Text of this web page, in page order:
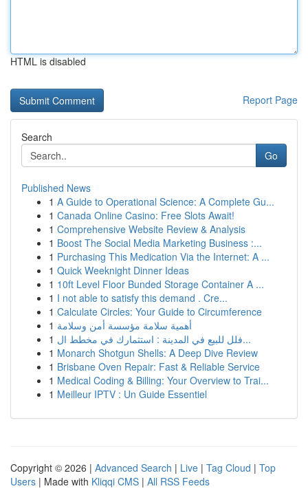
HTML is disabled
Report Page
Search
Go
Published News
1 A Guide to Operational Science: A Complete Gu...
1 Canada Online Casino: Free Slots Await!
1 Comprehensive Website Review & Analysis
1 Boost The Social Media Marketing Business :...
1 Purchasing This Medication Via the Internet: A ...
1 Quick Weeknight Dinner Ideas
1 10ft Level Floor Bunded Storage Container A ...
1 I not able to satisfy this demand . Cre...
1 Calculate Circles: Your Guide to Circumference
1 أهمية سلامة مؤسسة أمن وسلامة
1
فلل للبيع في المدينة : استثمارك في مخطط ال...
1 Monarch Shotgun Shells: A Deep Dive Review
1 Brisbane Oven Repair: Fast & Reliable Service
1 Medical Coding & Billing: Your Overview to Trai...
1 Meilleur IPTV : Un Guide Essentiel
Copyright © 2026 | Advanced Search | Live | Tag Cloud | Top
Users | Made with Kliqqi CMS | All RSS Feeds